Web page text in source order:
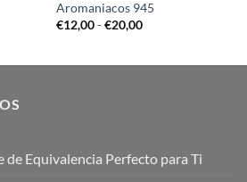
Aromaniacos 945
€12,00 - €20,00Rango
de Equivalencia Perfecto para Ti